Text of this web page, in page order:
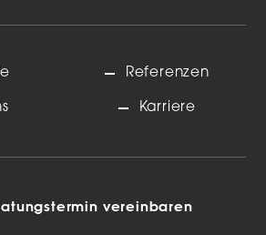
Referenzen
Karriere
vereinbaren